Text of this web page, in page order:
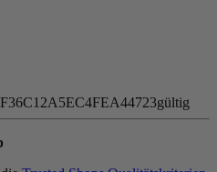
gültig